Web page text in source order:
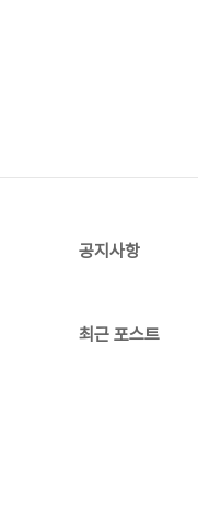
공지사항
최근 포스트